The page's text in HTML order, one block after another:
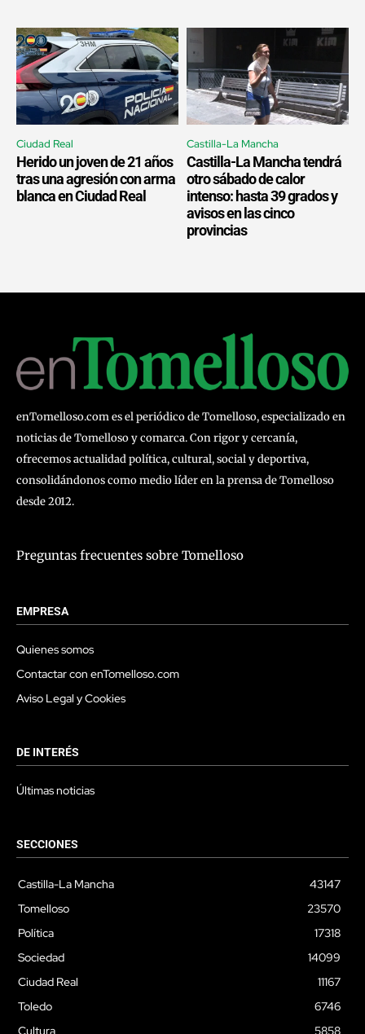
Ciudad Real
Herido un joven de 21 años
tras una agresión con arma
blanca en Ciudad Real
Castilla-La Mancha
Castilla-La Mancha tendrá
otro sábado de calor
intenso: hasta 39 grados y
avisos en las cinco
provincias
enTomelloso.com es el periódico de Tomelloso, especializado en
noticias de Tomelloso y comarca. Con rigor y cercanía,
ofrecemos actualidad política, cultural, social y deportiva,
consolidándonos como medio líder en la prensa de Tomelloso
desde 2012.
Preguntas frecuentes sobre Tomelloso
EMPRESA
Quienes somos
Contactar con enTomelloso.com
Aviso Legal y Cookies
DE INTERÉS
Últimas noticias
SECCIONES
Castilla-La Mancha
43147
Tomelloso
23570
Política
17318
Sociedad
14099
Ciudad Real
11167
Toledo
6746
Cultura
5858